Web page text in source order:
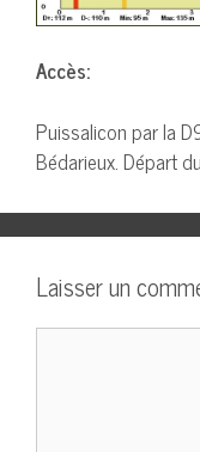
Accès:
Puissalicon par la
Bédarieux. Départ
Laisser un